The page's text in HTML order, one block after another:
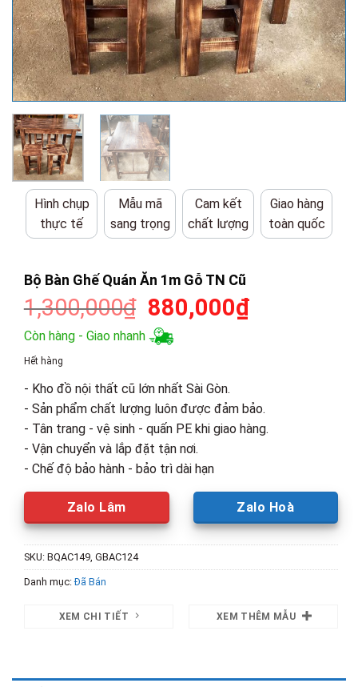
Hình chụp
thực tế
Mẫu mã
sang trọng
Cam kết
chất lượng
Giao hàng
toàn quốc
Bộ Bàn Ghế Quán Ăn 1m Gỗ TN Cũ
1,300,000₫ Giá
gốc
là:
880,000₫Giá
880,000₫.
Còn hàng - Giao nhanh
Hết hàng
- Kho đồ nội thất cũ lớn nhất Sài Gòn.
- Sản phẩm chất lượng luôn được đảm bảo.
- Tân trang - vệ sinh - quấn PE khi giao hàng.
- Vận chuyển và lắp đặt tận nơi.
- Chế độ bảo hành - bảo trì dài hạn
Zalo Lâm Zalo Hoà
SKU: BQAC149, GBAC124
Danh mục:Đã Bán
XEM CHI TIẾT XEM THÊM MẪU